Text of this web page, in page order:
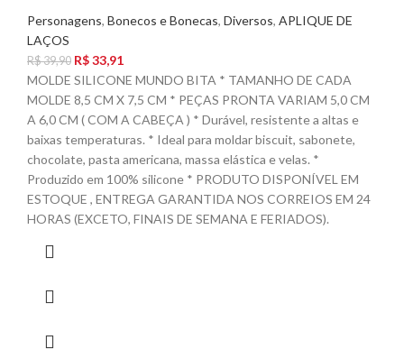
Personagens, Bonecos e Bonecas, Diversos, APLIQUE DE
LAÇOS
R$39,90 R$33,91
MOLDE SILICONE MUNDO BITA * TAMANHO DE CADA
MOLDE 8,5 CM X 7,5 CM * PEÇAS PRONTA VARIAM 5,0 CM
A 6,0 CM ( COM A CABEÇA ) * Durável, resistente a altas e
baixas temperaturas. * Ideal para moldar biscuit, sabonete,
chocolate, pasta americana, massa elástica e velas. *
Produzido em 100% silicone * PRODUTO DISPONÍVEL EM
ESTOQUE , ENTREGA GARANTIDA NOS CORREIOS EM 24
HORAS (EXCETO, FINAIS DE SEMANA E FERIADOS).